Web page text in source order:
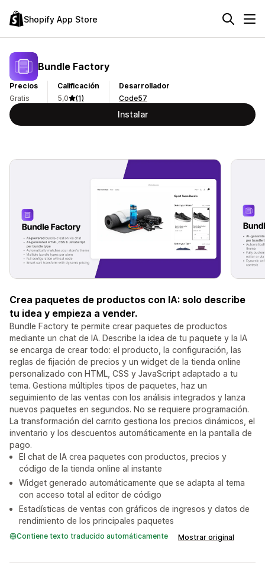
Shopify App Store
Bundle Factory
Precios
Gratis
Calificación
5,0
(1)
Desarrollador
Code57
Instalar
Crea paquetes de productos con IA: solo describe
tu idea y empieza a vender.
Bundle Factory te permite crear paquetes de productos
mediante un chat de IA. Describe la idea de tu paquete y la IA
se encarga de crear todo: el producto, la configuración, las
reglas de fijación de precios y un widget de la tienda online
personalizado con HTML, CSS y JavaScript adaptado a tu
tema. Gestiona múltiples tipos de paquetes, haz un
seguimiento de las ventas con los análisis integrados y lanza
nuevos paquetes en segundos. No se requiere programación.
La transformación del carrito gestiona los precios dinámicos, el
inventario y los descuentos automáticamente en la pantalla de
pago.
El chat de IA crea paquetes con productos, precios y
código de la tienda online al instante
Widget generado automáticamente que se adapta al tema
con acceso total al editor de código
Estadísticas de ventas con gráficos de ingresos y datos de
rendimiento de los principales paquetes
Contiene texto traducido automáticamente Mostrar original